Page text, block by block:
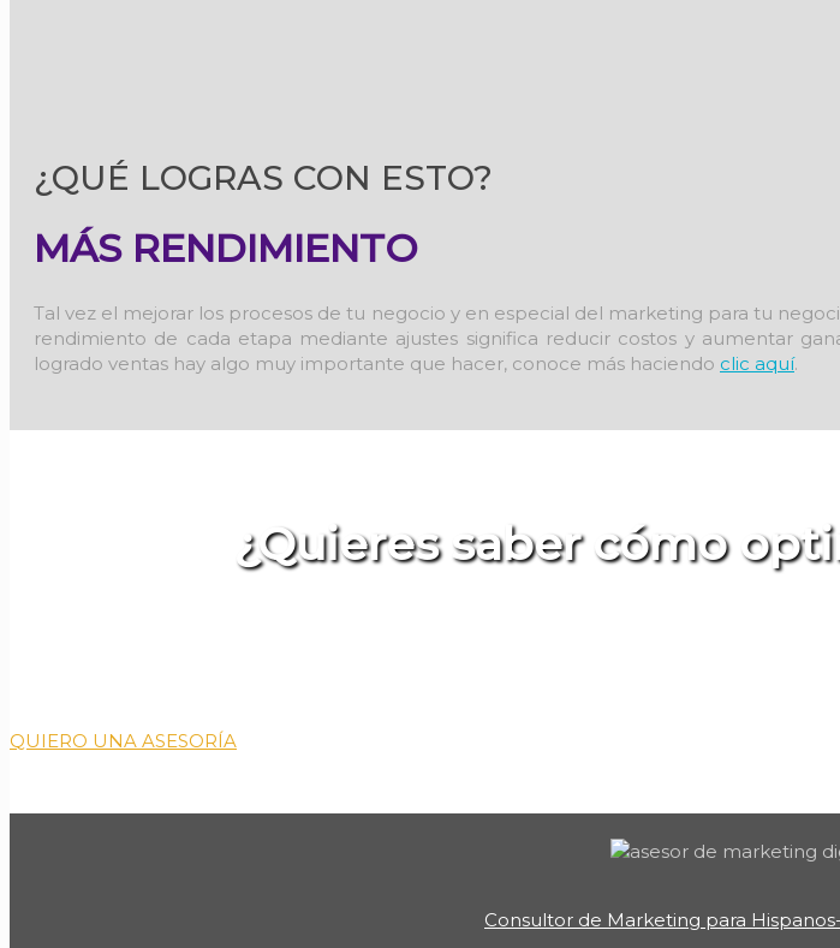
¿QUÉ LOGRAS CON ESTO?
MÁS RENDIMIENTO
Tal vez el mejorar los procesos de tu negocio y en especial del marketing para tu
rendimiento de cada etapa mediante ajustes significa reducir costos y aumentar
logrado ventas hay algo muy importante que hacer, conoce más haciendo clic aquí.
¿Quieres saber cómo
QUIERO UNA ASESORÍA
Consultor de Marketing para